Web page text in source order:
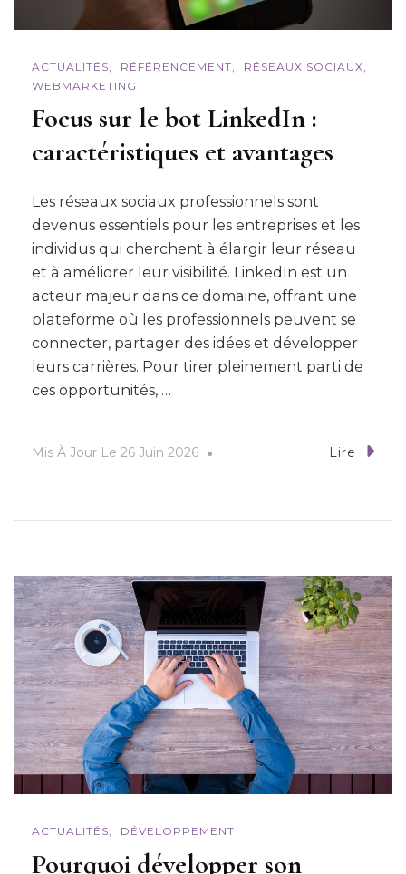
ACTUALITÉS RÉFÉRENCEMENT
RÉSEAUX SOCIAUX
WEBMARKETING
Focus sur le bot LinkedIn :
caractéristiques et avantages
Les réseaux sociaux professionnels sont
devenus essentiels pour les entreprises et les
individus qui cherchent à élargir leur réseau
et à améliorer leur visibilité. LinkedIn est un
acteur majeur dans ce domaine, offrant une
plateforme où les professionnels peuvent se
connecter, partager des idées et développer
leurs carrières. Pour tirer pleinement parti de
ces opportunités, …
Mis À Jour Le 26 Juin 2026 Lire
ACTUALITÉS DÉVELOPPEMENT
Pourquoi développer son